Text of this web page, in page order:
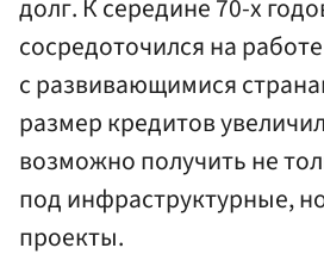
долг. К середине 70-х
сосредоточился на работе
с развивающимися
размер кредитов
возможно получить не
под инфраструктурные,
проекты.